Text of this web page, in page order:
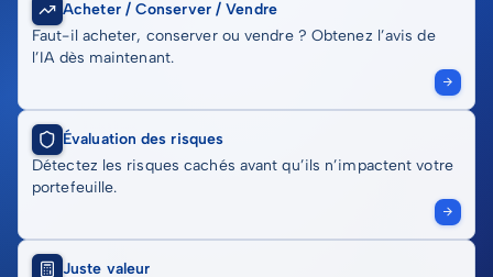
Acheter / Conserver / Vendre
Faut-il acheter, conserver ou vendre ? Obtenez l’avis de
l’IA dès maintenant.
Évaluation des risques
Détectez les risques cachés avant qu’ils n’impactent votre
portefeuille.
Juste valeur